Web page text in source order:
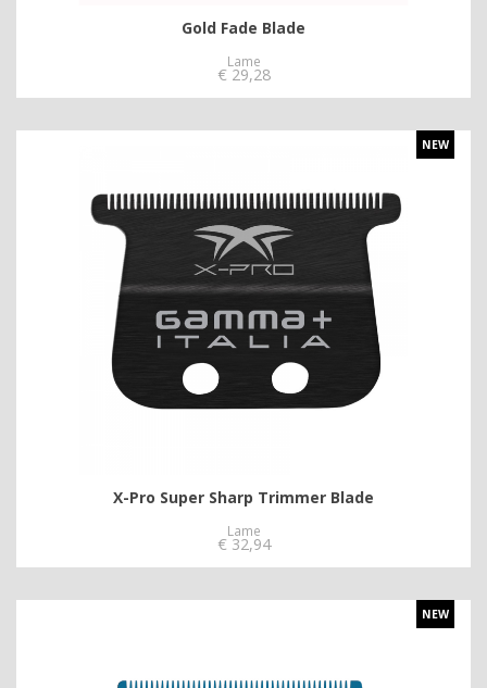
Gold Fade Blade
Lame
€ 29,28
NEW
X-Pro Super Sharp Trimmer Blade
Lame
€ 32,94
NEW